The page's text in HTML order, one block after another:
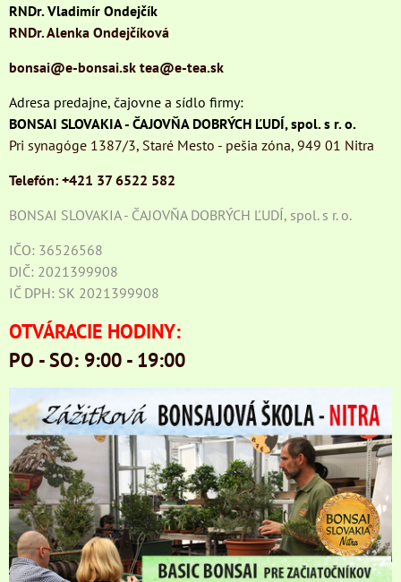
RNDr. Vladimír Ondejčík
RNDr. Alenka Ondejčíková
bonsai@e-bonsai.sk tea@e-tea.sk
Adresa predajne, čajovne a sídlo firmy:
BONSAI SLOVAKIA - ČAJOVŇA DOBRÝCH ĽUDÍ, spol. s r. o.
Pri synagóge 1387/3, Staré Mesto - pešia zóna, 949 01 Nitra
Telefón: +421 37 6522 582
BONSAI SLOVAKIA - ČAJOVŇA DOBRÝCH ĽUDÍ, spol. s r. o.
IČO: 36526568
DIČ: 2021399908
IČ DPH: SK 2021399908
OTVÁRACIE HODINY:
PO - SO: 9:00 - 19:00